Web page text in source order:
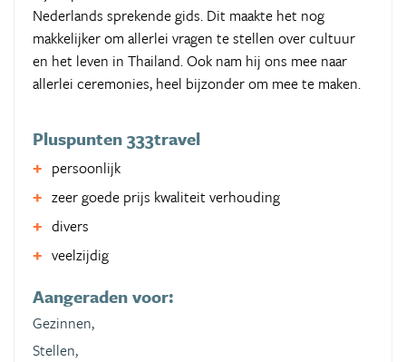
Nederlands sprekende gids. Dit maakte het nog
makkelijker om allerlei vragen te stellen over cultuur
en het leven in Thailand. Ook nam hij ons mee naar
allerlei ceremonies, heel bijzonder om mee te maken.
Pluspunten 333travel
persoonlijk
zeer goede prijs kwaliteit verhouding
divers
veelzijdig
Aangeraden voor:
Gezinnen,
Stellen,